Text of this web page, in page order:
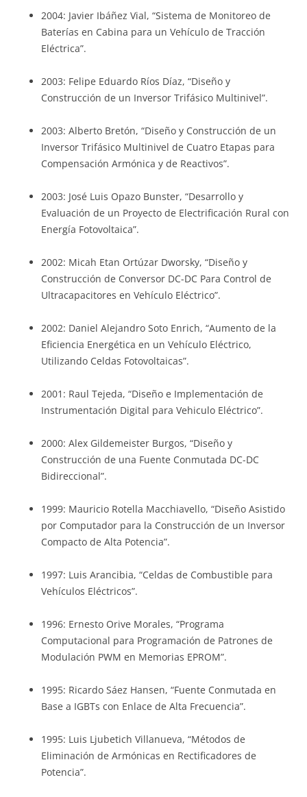
2004: Javier Ibáñez Vial, “Sistema de Monitoreo de
Baterías en Cabina para un Vehículo de Tracción
Eléctrica”.
2003: Felipe Eduardo Ríos Díaz, “Diseño y
Construcción de un Inversor Trifásico Multinivel”.
2003: Alberto Bretón, “Diseño y Construcción de un
Inversor Trifásico Multinivel de Cuatro Etapas para
Compensación Armónica y de Reactivos”.
2003: José Luis Opazo Bunster, “Desarrollo y
Evaluación de un Proyecto de Electrificación Rural con
Energía Fotovoltaica”.
2002: Micah Etan Ortúzar Dworsky, “Diseño y
Construcción de Conversor DC-DC Para Control de
Ultracapacitores en Vehículo Eléctrico”.
2002: Daniel Alejandro Soto Enrich, “Aumento de la
Eficiencia Energética en un Vehículo Eléctrico,
Utilizando Celdas Fotovoltaicas”.
2001: Raul Tejeda, “Diseño e Implementación de
Instrumentación Digital para Vehiculo Eléctrico”.
2000: Alex Gildemeister Burgos, “Diseño y
Construcción de una Fuente Conmutada DC-DC
Bidireccional”.
1999: Mauricio Rotella Macchiavello, “Diseño Asistido
por Computador para la Construcción de un Inversor
Compacto de Alta Potencia”.
1997: Luis Arancibia, “Celdas de Combustible para
Vehículos Eléctricos”.
1996: Ernesto Orive Morales, “Programa
Computacional para Programación de Patrones de
Modulación PWM en Memorias EPROM”.
1995: Ricardo Sáez Hansen, “Fuente Conmutada en
Base a IGBTs con Enlace de Alta Frecuencia”.
1995: Luis Ljubetich Villanueva, “Métodos de
Eliminación de Armónicas en Rectificadores de
Potencia”.